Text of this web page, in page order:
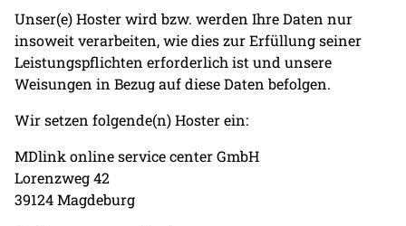
Unser(e) Hoster wird bzw. werden Ihre Daten nur
insoweit verarbeiten, wie dies zur Erfüllung seiner
Leistungspflichten erforderlich ist und unsere
Weisungen in Bezug auf diese Daten befolgen.
Wir setzen folgende(n) Hoster ein:
MDlink online service center GmbH
Lorenzweg 42
39124 Magdeburg